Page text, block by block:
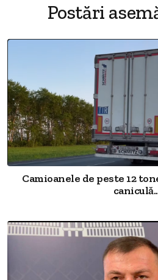
Postări
Camioanele de peste 12